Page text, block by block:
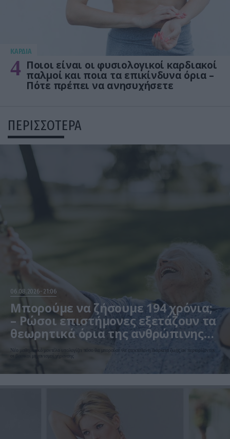
KΑΡΔΙΑ
4 Ποιοι είναι οι φυσιολογικοί καρδιακοί
παλμοί και ποια τα επικίνδυνα όρια –
Πότε πρέπει να ανησυχήσετε
ΠΕΡΙΣΣΟΤΕΡΑ
06.08.2026 21:06
Μπορούμε να ζήσουμε 194 χρόνια;
– Ρώσοι επιστήμονες εξετάζουν τα
θεωρητικά όρια της ανθρώπινης
ζωής
Νέο μαθηματικό μοντέλο υπολογίζει πόσο θα μπορούσε να επεκταθεί η διάρκεια ζωής αν περιορίζονταν
οι βασικοί μηχανισμοί γήρανσης